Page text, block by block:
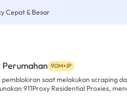
Cepat & Besar
Perumahan 90M+IP
pemblokiran saat melakukan scraping
911Proxy Residential Proxies,